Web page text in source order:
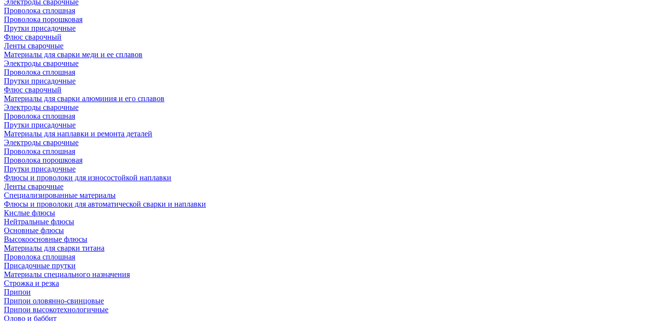
Электроды сварочные
Проволока сплошная
Проволока порошковая
Прутки присадочные
Флюс сварочный
Ленты сварочные
Материалы для сварки меди и ее сплавов
Электроды сварочные
Проволока сплошная
Прутки присадочные
Флюс сварочный
Материалы для сварки алюминия и его сплавов
Электроды сварочные
Проволока сплошная
Прутки присадочные
Материалы для наплавки и ремонта деталей
Электроды сварочные
Проволока сплошная
Проволока порошковая
Прутки присадочные
Флюсы и проволоки для износостойкой наплавки
Ленты сварочные
Специализированные материалы
Флюсы и проволоки для автоматической сварки и наплавки
Кислые флюсы
Нейтральные флюсы
Основные флюсы
Высокоосновные флюсы
Материалы для сварки титана
Проволока сплошная
Присадочные прутки
Материалы специального назначения
Строжка и резка
Припои
Припои оловянно-свинцовые
Припои высокотехнологичные
Олово и баббит